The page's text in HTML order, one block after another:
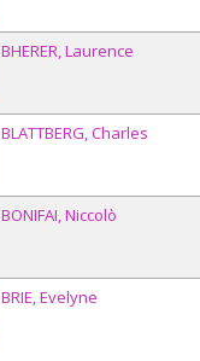
BHERER Laurence
BLATTBERG Charles
BONIFAI Niccolò
BRIE Evelyne